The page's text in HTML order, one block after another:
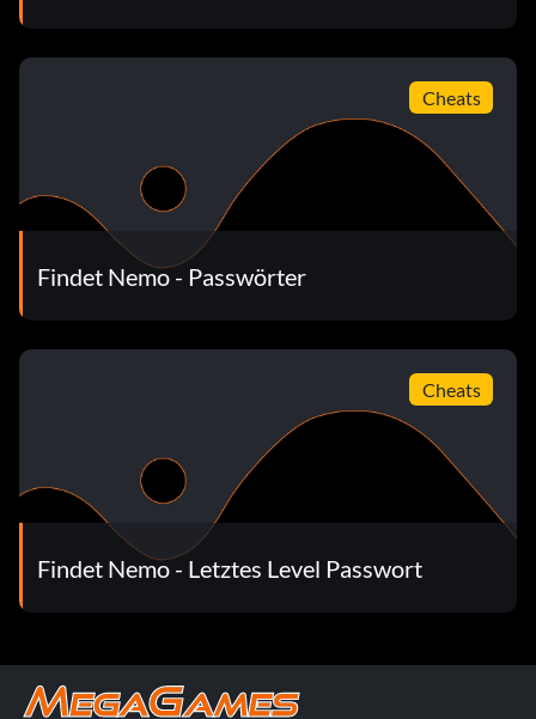
Cheats
Findet Nemo - Passwörter
Cheats
Findet Nemo - Letztes Level Passwort